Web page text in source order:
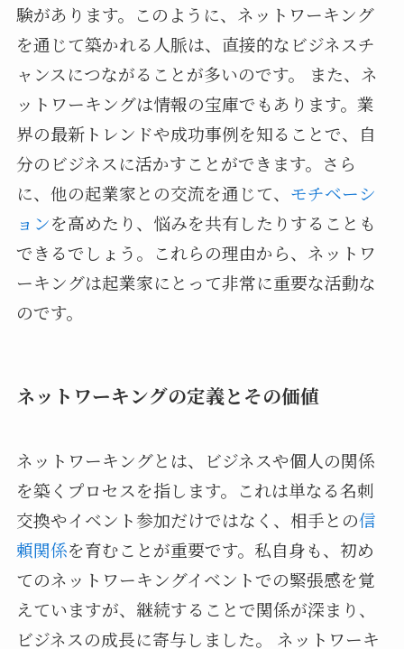
験があります。このように、ネットワーキング
を通じて築かれる人脈は、直接的なビジネスチ
ャンスにつながることが多いのです。 また、ネ
ットワーキングは情報の宝庫でもあります。業
界の最新トレンドや成功事例を知ることで、自
分のビジネスに活かすことができます。さら
に、他の起業家との交流を通じて、 モチベーシ
ョンを高めたり、悩みを共有したりすることも
できるでしょう。これらの理由から、ネットワ
ーキングは起業家にとって非常に重要な活動な
のです。
ネットワーキングの定義とその価値
ネットワーキングとは、ビジネスや個人の関係
を築くプロセスを指します。これは単なる名刺
交換やイベント参加だけではなく、相手との信
頼関係を育むことが重要です。私自身も、初め
てのネットワーキングイベントでの緊張感を覚
えていますが、継続することで関係が深まり、
ビジネスの成長に寄与しました。 ネットワーキ